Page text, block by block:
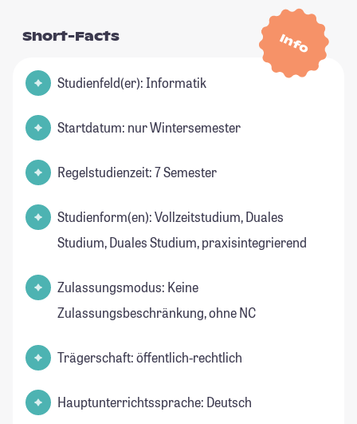
Info
Short-Facts
Studienfeld(er): Informatik
Startdatum: nur Wintersemester
Regelstudienzeit: 7 Semester
Studienform(en): Vollzeitstudium, Duales
Studium, Duales Studium, praxisintegrierend
Zulassungsmodus: Keine
Zulassungsbeschränkung, ohne NC
Trägerschaft: öffentlich-rechtlich
Hauptunterrichtssprache: Deutsch